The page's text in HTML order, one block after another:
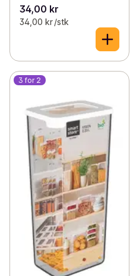
34,00 kr
34,00 kr /stk
3 for 2